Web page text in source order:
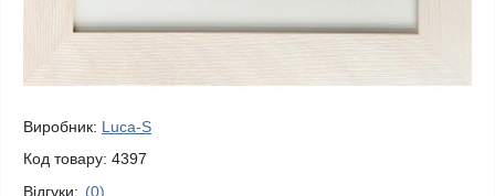
Виробник: Luca-S
Код товару: 4397
Відгуки: (0)